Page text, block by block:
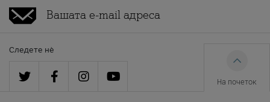
Следете нè
На почеток